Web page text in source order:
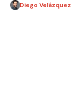
Diego Velázquez